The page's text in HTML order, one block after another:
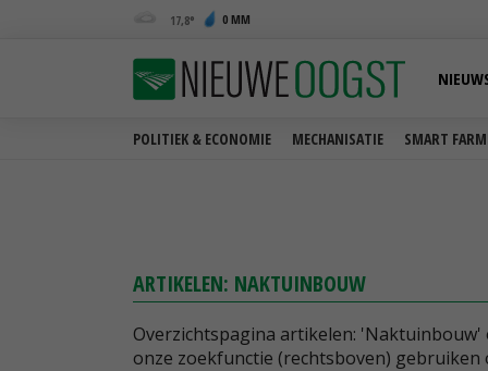
17,8 0 MM
POLITIEK & ECONOMIE MECHANISATIE SMART
ARTIKELEN: NAKTUINBOUW
Overzichtspagina artikelen: 'Naktuinbouw'
onze zoekfunctie (rechtsboven)